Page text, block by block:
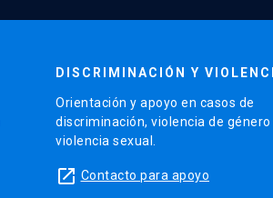
DISCRIMINACIÓN Y
Orientación y apoyo en casos de
discriminación, violencia de género
violencia sexual.
launch Contacto para apoyo